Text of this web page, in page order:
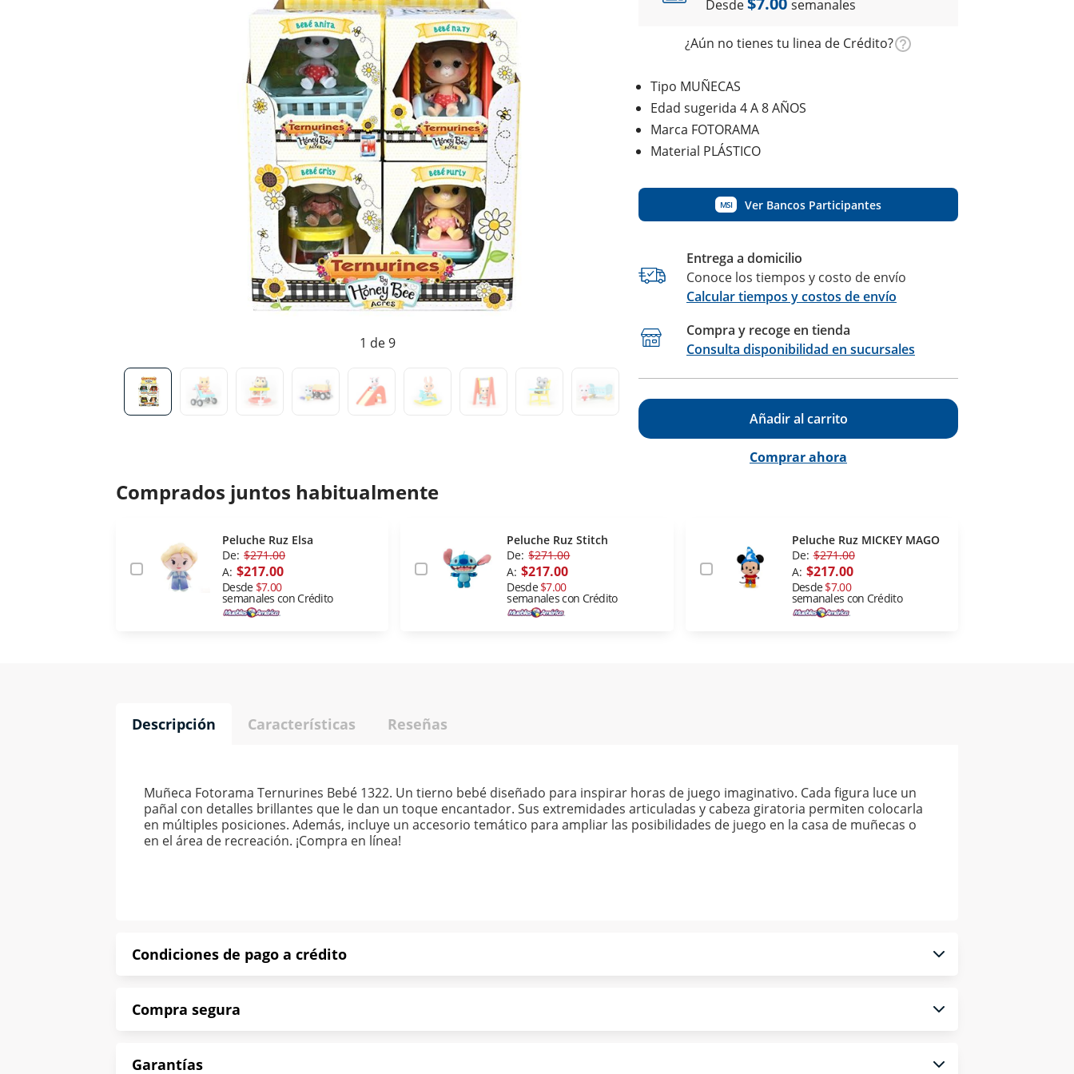
1 de 9
Desde
semanales
¿Aún no tienes tu linea de Crédito?
Tipo MUÑECAS
Edad sugerida 4 A 8 AÑOS
Marca FOTORAMA
Material PLÁSTICO
MSI Ver Bancos Participantes
Entrega a domicilio
Conoce los tiempos y costo de envío
Calcular tiempos y costos de envío
Compra y recoge en tienda
Consulta disponibilidad en sucursales
Añadir al carrito
Comprar ahora
Comprados juntos habitualmente
Peluche Ruz Elsa
De: $271.00
A: $217.00
Desde $7.00
semanales con Crédito
Peluche Ruz Stitch
De: $271.00
A: $217.00
Desde$7.00
semanales con Crédito
Peluche Ruz MICKEY MAGO
De: $271.00
A: $217.00
Desde$7.00
semanales con Crédito
Descripción Características Reseñas
Muñeca Fotorama Ternurines Bebé 1322. Un tierno bebé diseñado para inspirar horas de juego imaginativo. Cada figura luce un
pañal con detalles brillantes que le dan un toque encantador. Sus extremidades articuladas y cabeza giratoria permiten colocarla
en múltiples posiciones. Además, incluye un accesorio temático para ampliar las posibilidades de juego en la casa de muñecas o
en el área de recreación. ¡Compra en línea!
Condiciones de pago a crédito
Compra segura
Garantías